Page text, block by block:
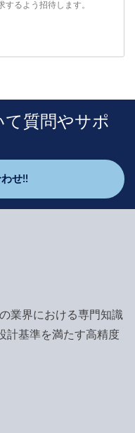
するよう招待します。
質問やサポ
せ!!
業界における専門知識
計基準を満たす高精度